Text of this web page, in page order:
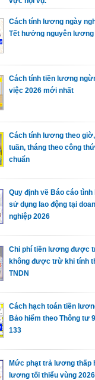
Cách tính lương ngày
Tết hưởng nguyên lương
Cách tính tiền lương
việc 2026 mới nhất
Cách tính lương theo
tuần, tháng theo công
chuẩn
Quy định về Báo cáo tình
sử dụng lao động tại
nghiệp 2026
Chi phí tiền lương được
không được trừ khi tính
TNDN
Cách hạch toán tiền
Bảo hiểm theo Thông tư
133
Mức phạt trả lương thấp
lương tối thiểu vùng 2026